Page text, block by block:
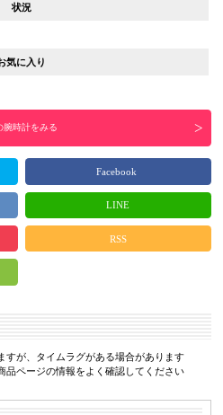
状況
気に入り
腕時計をみる
Facebook
LINE
RSS
すが、タイムラグがある場合があります
品ページの情報をよく確認してください